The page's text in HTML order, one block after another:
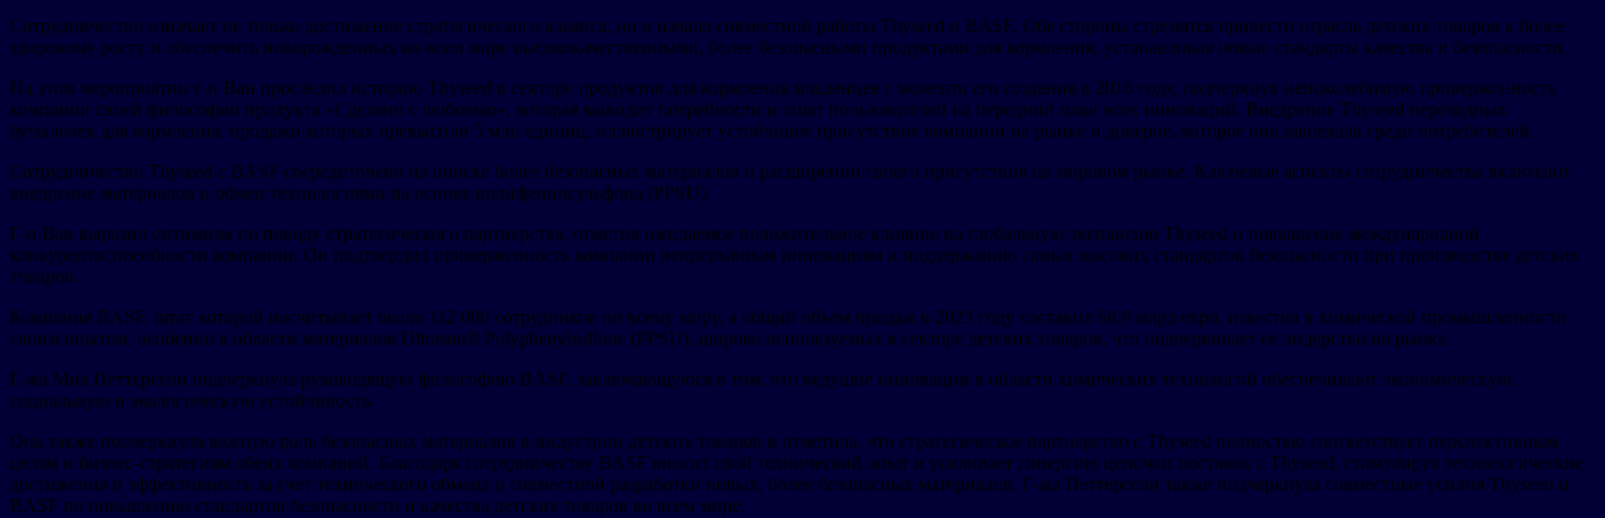
Сотрудничество означает не только достижение стратегического альянса, но и начало совместной работы Thyseed и BASF. Обе стороны стремятся привести отрасль детских товаров к более
здоровому росту и обеспечить новорожденных во всем мире высококачественными, более безопасными продуктами для кормления, устанавливая новые стандарты качества и безопасности.
На этом мероприятии г-н Ван проследил историю Thyseed в секторе продуктов для кормления младенцев с момента его создания в 2016 году, подчеркнув непоколебимую приверженность
компании своей философии продукта «Сделано с любовью», которая выводит потребности и опыт пользователей на передний план всех инноваций. Внедрение Thyseed переходных
бутылочек для кормления, продажи которых превысили 5 млн единиц, иллюстрирует устойчивое присутствие компании на рынке и доверие, которое она завоевала среди потребителей.
Сотрудничество Thyseed с BASF сосредоточено на поиске более безопасных материалов и расширении своего присутствия на мировом рынке. Ключевые аспекты сотрудничества включают
внедрение материалов и обмен технологиями на основе полифенилсульфона (PPSU).
Г-н Ван выразил оптимизм по поводу стратегического партнерства, отметив ожидаемое положительное влияние на глобальную экспансию Thyseed и повышение международной
конкурентоспособности компании. Он подтвердил приверженность компании непрерывным инновациям и поддержанию самых высоких стандартов безопасности при производстве детских
товаров.
Компания BASF, штат которой насчитывает около 112 000 сотрудников по всему миру, а общий объем продаж в 2023 году составил 68,9 млрд евро, известна в химической промышленности
своим опытом, особенно в области материалов Ultrason® Polyphenylsulfone (PPSU), широко используемых в секторе детских товаров, что подчеркивает ее лидерство на рынке.
Г-жа Миа Петтерссон подчеркнула руководящую философию BASF, заключающуюся в том, что ведущие инновации в области химических технологий обеспечивают экономическую,
социальную и экологическую устойчивость.
Она также подчеркнула важную роль безопасных материалов в индустрии детских товаров и отметила, что стратегическое партнерство с Thyseed полностью соответствует перспективным
целям и бизнес-стратегиям обеих компаний. Благодаря сотрудничеству BASF вносит свой технический опыт и усиливает синергию цепочки поставок с Thyseed, стимулируя технологические
достижения и эффективность за счет технического обмена и совместной разработки новых, более безопасных материалов. Г-жа Петтерссон также подчеркнула совместные усилия Thyseed и
BASF по повышению стандартов безопасности и качества детских товаров во всем мире.